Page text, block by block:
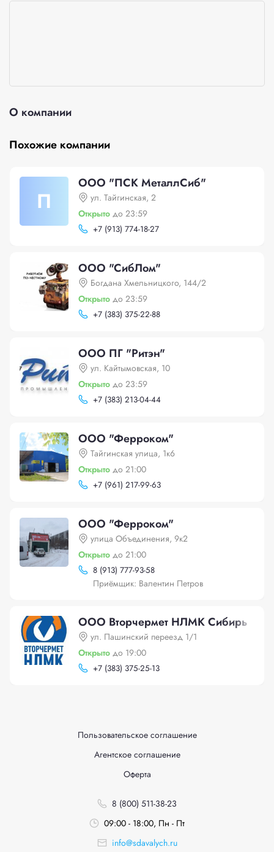
О компании
Похожие компании
П
ООО "ПСК МеталлСиб"
ул. Тайгинская, 2
Открыто до 23:59
+7 (913) 774-18-27
ООО "СибЛом"
Богдана Хмельницкого, 144/2
Открыто до 23:59
+7 (383) 375-22-88
ООО ПГ "Ритэн"
ул. Кайтымовская, 10
Открыто до 23:59
+7 (383) 213-04-44
ООО "Ферроком"
Тайгинская улица, 1к6
Открыто до 21:00
+7 (961) 217-99-63
ООО "Ферроком"
улица Объединения, 9к2
Открыто до 21:00
8 (913) 777-93-58
Приёмщик: Валентин Петров
ООО Вторчермет НЛМК Сибирь
ул. Пашинский переезд 1/1
Открыто до 19:00
+7 (383) 375-25-13
Пользовательское соглашение
Агентское соглашение
Оферта
8 (800) 511-38-23
09:00 - 18:00, Пн - Пт
info@sdavalych.ru